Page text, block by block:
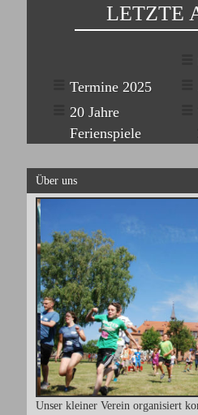
LETZTE
Termine 2025
20 Jahre
Ferienspiele
Über uns
Unser kleiner Verein organisiert